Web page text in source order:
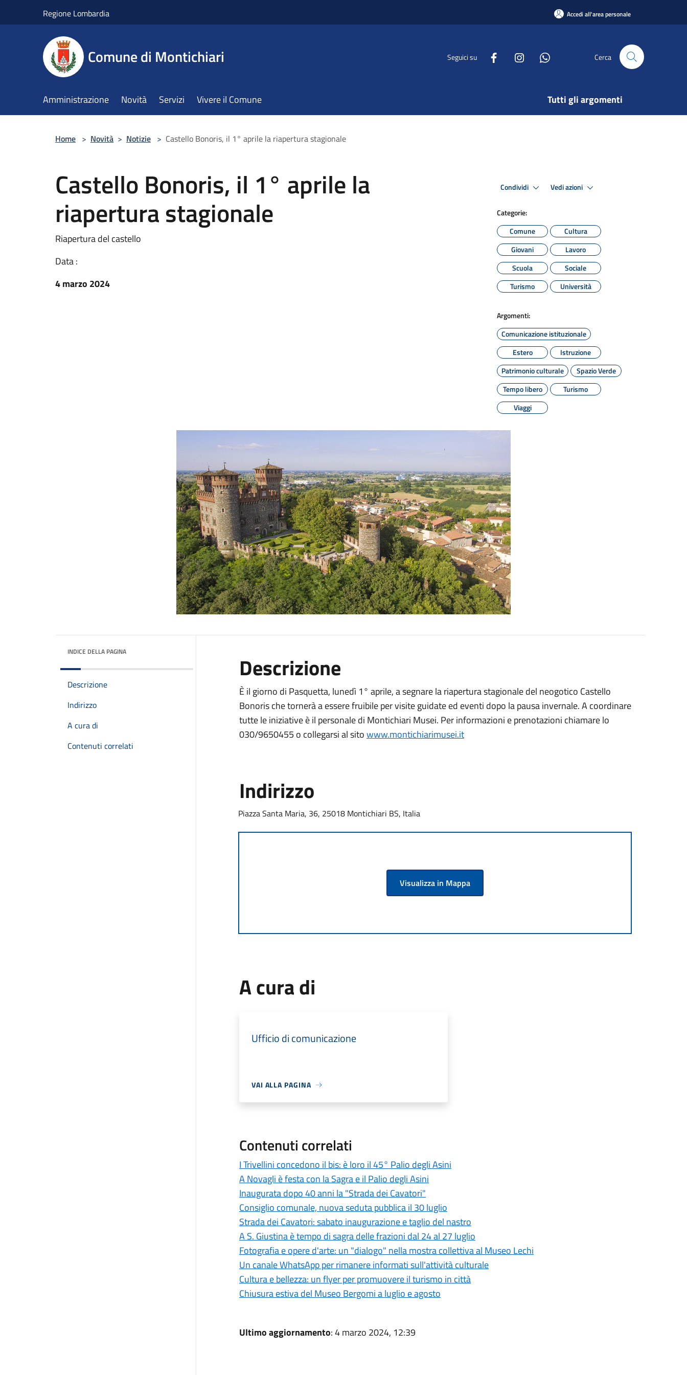
Regione Lombardia Accedi all'area personale
Comune di Montichiari Seguici su Cerca
Amministrazione Novità Servizi Vivere il Comune Tutti gli argomenti
Home > Novità > Notizie > Castello Bonoris, il 1° aprile la riapertura stagionale
Castello Bonoris, il 1° aprile la
riapertura stagionale
Riapertura del castello
Data :
4 marzo 2024
Condividi Vedi azioni
Categorie:
Comune
Cultura
Giovani
Lavoro
Scuola
Sociale
Turismo
Università
Argomenti:
Comunicazione istituzionale
Estero
Istruzione
Patrimonio culturale
Spazio Verde
Tempo libero
Turismo
Viaggi
INDICE DELLA PAGINA
Descrizione
Indirizzo
A cura di
Contenuti correlati
Descrizione
È il giorno di Pasquetta, lunedì 1° aprile, a segnare la riapertura stagionale del neogotico Castello
Bonoris che tornerà a essere fruibile per visite guidate ed eventi dopo la pausa invernale. A coordinare
tutte le iniziative è il personale di Montichiari Musei. Per informazioni e prenotazioni chiamare lo
030/9650455 o collegarsi al sitowww.montichiarimusei.it
Indirizzo
Piazza Santa Maria, 36, 25018 Montichiari BS, Italia
Visualizza in Mappa
A cura di
Ufficio di comunicazione
VAI ALLA PAGINA
Contenuti correlati
I Trivellini concedono il bis: è loro il 45° Palio degli Asini
A Novagli è festa con la Sagra e il Palio degli Asini
Inaugurata dopo 40 anni la "Strada dei Cavatori"
Consiglio comunale, nuova seduta pubblica il 30 luglio
Strada dei Cavatori: sabato inaugurazione e taglio del nastro
A S. Giustina è tempo di sagra delle frazioni dal 24 al 27 luglio
Fotografia e opere d'arte: un "dialogo" nella mostra collettiva al Museo Lechi
Un canale WhatsApp per rimanere informati sull'attività culturale
Cultura e bellezza: un flyer per promuovere il turismo in città
Chiusura estiva del Museo Bergomi a luglio e agosto
Ultimo aggiornamento: 4 marzo 2024, 12:39